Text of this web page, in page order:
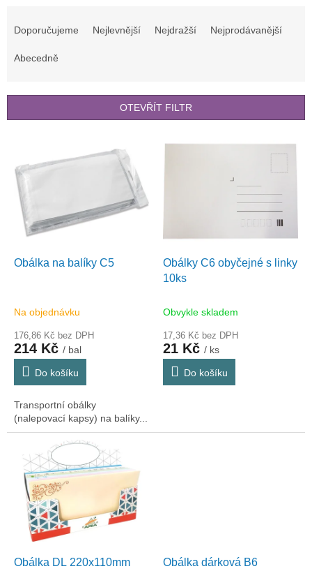
r
Doporučujeme Nejlevnější Nejdražší Nejprodávanější
Abecedně
OTEVŘÍT FILTR
Obálka na balíky C5
Na objednávku
176,86 Kč bez DPH
214 Kč / bal
Do košíku
Transportní obálky
(nalepovací kapsy) na balíky...
Obálky C6 obyčejné s linky
10ks
Obvykle skladem
17,36 Kč bez DPH
21 Kč / ks
Do košíku
Obálka DL 220x110mm
Obálka dárková B6